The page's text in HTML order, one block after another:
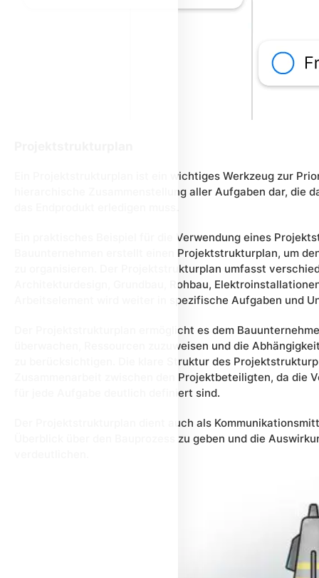
Ein Projektstrukturplan ist ein wichtiges Werkzeug zur
hierarchische Zusammenstellung aller Aufgaben dar, die
Ein praktisches Beispiel für die Verwendung eines
Bauunternehmen erstellt einen Projektstrukturplan, um
zu organisieren. Der Projektstrukturplan umfasst
Architekturdesign, Grundbau, Rohbau,
Arbeitselement wird weiter in spezifische Aufgaben und
Der Projektstrukturplan ermöglicht es dem
überwachen, Ressourcen zuzuweisen und die
zu berücksichtigen. Die klare Struktur des
Zusammenarbeit zwischen den Projektbeteiligten, da
für jede Aufgabe deutlich definiert sind.
Der Projektstrukturplan dient auch als
Überblick über den Bauprozess zu geben und die